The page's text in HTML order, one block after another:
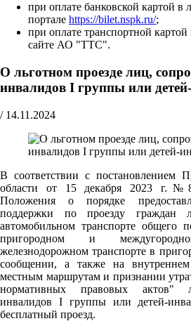
при оплате банковской картой в
портале https://bilet.nspk.ru/;
при оплате транспортной
сайте АО "ТТС".
О льготном проезде лиц,
инвалидов I группы или
/ 14.11.2024
В соответствии с постановлением
области от 15 декабря 2023
Положения о порядке
поддержки по проезду граждан
автомобильном транспорте общего
пригородном и
железнодорожном транспорте в
сообщении, а также на
местным маршрутам и признании
нормативных правовых актов"
инвалидов I группы или детей-
бесплатный проезд.